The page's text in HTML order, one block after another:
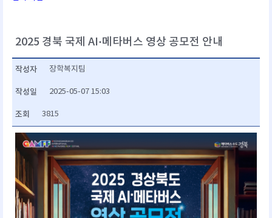
2025 경북 국제 AI·메타버스 영상 공모전 안내
작성자 장학복지팀
작성일 2025-05-07 15:03
조회 3815